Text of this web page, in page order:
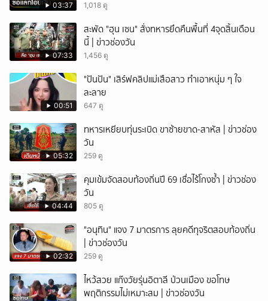
03:37 1,018 ดู
07:33
สะพัด "ฮุน เซน" สั่งทหารยึดคืนพื้นที่ 4จุดสิ้นเดือน
นี้ | ข่าวช่องวัน
1,456 ดู
00:51
"ปันปัน" เสิร์ฟคลิปแม่เสือสาว ทำเอาหนุ่ม ๆ ใจ
ละลาย
647 ดู
05:32
ทหารเหยียบทุ่นระเบิด ขาซ้ายขาด-สาหัส | ข่าวช่อง
วัน
259 ดู
04:44
คุมเข้มจัดสอบท้องถิ่นปี 69 เชื่อไร้โกงซ้ำ | ข่าวช่อง
วัน
805 ดู
02:32
"อนุทิน" แจง 7 มาตรการ ลุยคดีทุจริตสอบท้องถิ่น
| ข่าวช่องวัน
259 ดู
ไหว้สวย แก๊งวัยรุ่นอิตาลี ป่วนเมือง ขอโทษ
พฤติกรรมไม่เหมาะสม | ข่าวช่องวัน